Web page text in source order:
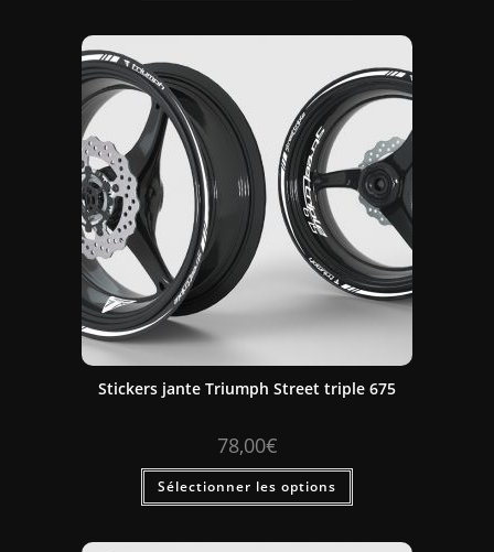
Stickers jante Triumph Street triple 675
78,00€
Sélectionner les options